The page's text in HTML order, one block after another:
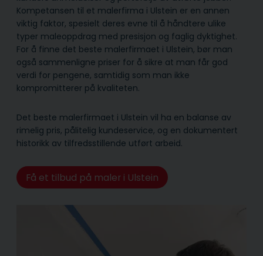
Kompetansen til et malerfirma i Ulstein er en annen
viktig faktor, spesielt deres evne til å håndtere ulike
typer maleoppdrag med presisjon og faglig dyktighet.
For å finne det beste malerfirmaet i Ulstein, bør man
også sammenligne priser for å sikre at man får god
verdi for pengene, samtidig som man ikke
kompromitterer på kvaliteten.
Det beste malerfirmaet i Ulstein vil ha en balanse av
rimelig pris, pålitelig kunde­service, og en dokumentert
historikk av tilfredsstillende utført arbeid.
Få et tilbud på maler i Ulstein